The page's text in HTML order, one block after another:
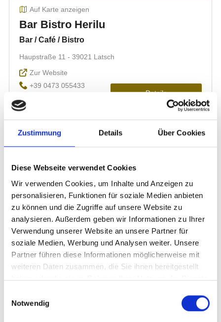
Zustimmung Details Über Cookies
Diese Webseite verwendet Cookies
Wir verwenden Cookies, um Inhalte und Anzeigen zu
personalisieren, Funktionen für soziale Medien anbieten
zu können und die Zugriffe auf unsere Website zu
analysieren. Außerdem geben wir Informationen zu Ihrer
Verwendung unserer Website an unsere Partner für
soziale Medien, Werbung und Analysen weiter. Unsere
Partner führen diese Informationen möglicherweise mit
weiteren Daten zusammen, die Sie ihnen bereitgestellt
haben oder die sie im Rahmen Ihrer Nutzung der Dienste
Notwendig